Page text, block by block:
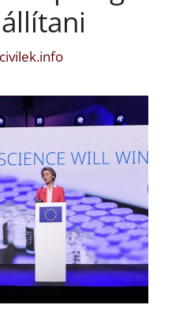
civilek.info